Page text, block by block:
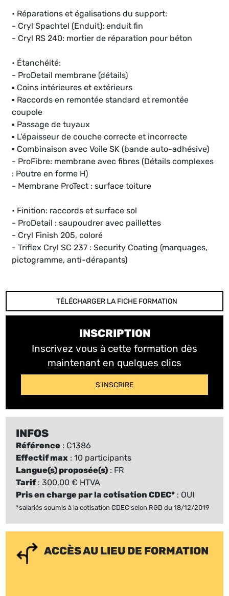
• Réparations et égalisations du support:
- Cryl Spachtel (Enduit): enduit fin
- Cryl RS 240: mortier de réparation pour béton
• Étanchéité:
- ProDetail membrane (détails)
▪ Coins intérieures et extérieurs
▪ Raccords en remontée standard et remontée
coupole
▪ Passage de tuyaux
▪ L’épaisseur de couche correcte et incorrecte
▪ Combinaison avec Voile SK (bande auto-adhésive)
- ProFibre: membrane avec fibres (Détails complexes
: Poutre en forme H)
- Membrane ProTect : surface toiture
• Finition: raccords et surface sol
- ProDetail : saupoudrer avec paillettes
- Cryl Finish 205, coloré
- Triflex Cryl SC 237 : Security Coating (marquages,
pictogramme, anti-dérapants)
TÉLÉCHARGER LA FICHE FORMATION
INSCRIPTION
Inscrivez vous à cette formation dès
maintenant en quelques clics
S'INSCRIRE
INFOS
Référence : C1386
Effectif max : 10 participants
Langue(s) proposée(s) : FR
Tarif: 300,00 € HTVA
Pris en charge par la cotisation CDEC* : OUI
*salariés soumis à la cotisation CDEC selon RGD du 18/12/2019
ACCÈS AU LIEU DE FORMATION